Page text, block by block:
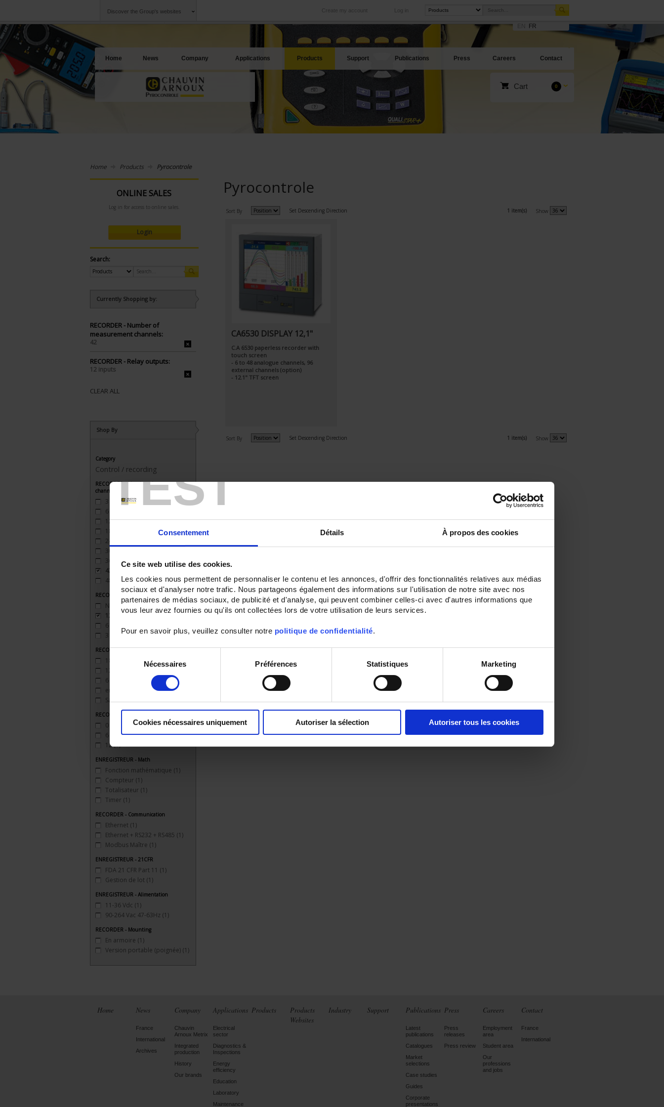
TEST
Consentement Détails À propos des cookies
Ce site web utilise des cookies.
Les cookies nous permettent de personnaliser le contenu et les annonces, d'offrir des fonctionnalités relatives aux médias
sociaux et d'analyser notre trafic. Nous partageons également des informations sur l'utilisation de notre site avec nos
partenaires de médias sociaux, de publicité et d'analyse, qui peuvent combiner celles-ci avec d'autres informations que
vous leur avez fournies ou qu'ils ont collectées lors de votre utilisation de leurs services.
Pour en savoir plus, veuillez consulter notre politique de confidentialité.
du
consentement
Nécessaires Préférences Statistiques Marketing
Cookies nécessaires uniquement Autoriser la sélection Autoriser tous les cookies
Discover the Group's websites Log in
Create my account
International
Our subsidiaries abroad
Our best offers
FR
Home News Company Applications Products Support Publications Press Careers Contact
Cart 0
Home Products Pyrocontrole
ONLINE SALES
Log in for access to online sales.
Login
Search:
Currently Shopping by:
RECORDER - Number of
measurement channels:
42
RECORDER - Relay outputs:
12 inputs
CLEAR ALL
Shop By
Category
Control / recording
RECORDER - Number of measurement
channels
3
6
12(2)
18
24
30
36
42
48
RECORDER - Relay outputs
None(1)
12 inputs(1)
6 outputs
3 sorties(1)
RECORDER - Logic inputs
18 entrées
12 entrées
6 entrées
entrée impulsion 100 Hz(1)
Sans(1)
RECORDER - Analogue outputs
0
6
12(1)
ENREGISTREUR - Math
Fonction mathématique (1)
Compteur (1)
Totalisateur (1)
Timer (1)
RECORDER - Communication
Ethernet (1)
Ethernet + RS232 + RS485 (1)
Modbus Maître (1)
ENREGISTREUR - 21CFR
FDA 21 CFR Part 11 (1)
Gestion de lot (1)
ENREGISTREUR - Alimentation
11-36 Vdc (1)
90-264 Vac 47-63Hz (1)
RECORDER - Mounting
En armoire (1)
Version portable (poignée) (1)
Pyrocontrole
Sort By Set Descending Direction 1 item(s) Show
CA6530 DISPLAY 12,1"
C.A 6530 paperless recorder with
touch screen
- 6 to 48 analogue channels, 96
external channels (option)
- 12.1" TFT screen
Sort By Set Descending Direction 1 item(s) Show
Home News
France
International
Archives
Company
Chauvin
Arnoux Metrix
Integrated
production
History
Our brands
Applications
Electrical
sector
Diagnostics &
Inspections
Energy
efficiency
Education
Laboratory
Maintenance
Products
Products
Websites
Industry Support Publications
Latest
publications
Catalogues
Market
selections
Case studies
Guides
Corporate
presentations
Press
Press
releases
Press review
Careers
Employment
area
Student area
Our
professions
and jobs
Contact
France
International